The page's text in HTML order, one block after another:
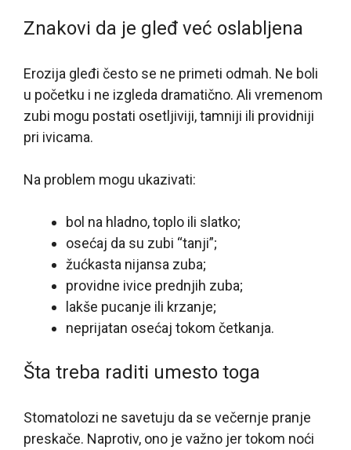
Znakovi da je gleđ već oslabljena
Erozija gleđi često se ne primeti odmah. Ne boli
u početku i ne izgleda dramatično. Ali vremenom
zubi mogu postati osetljiviji, tamniji ili providniji
pri ivicama.
Na problem mogu ukazivati:
bol na hladno, toplo ili slatko;
osećaj da su zubi “tanji”;
žućkasta nijansa zuba;
providne ivice prednjih zuba;
lakše pucanje ili krzanje;
neprijatan osećaj tokom četkanja.
Šta treba raditi umesto toga
Stomatolozi ne savetuju da se večernje pranje
preskače. Naprotiv, ono je važno jer tokom noći